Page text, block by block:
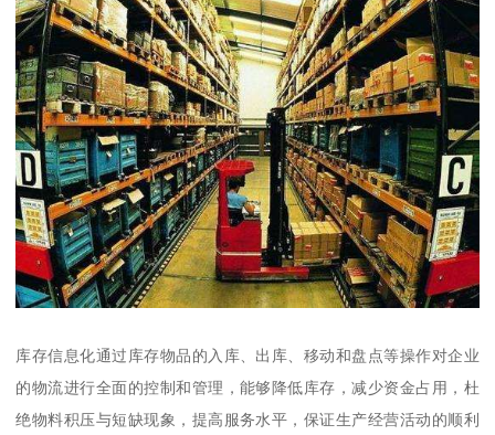
库存信息化通过库存物品的入库、出库、移动和盘点等操作对企业
的物流进行全面的控制和管理，能够降低库存，减少资金占用，杜
绝物料积压与短缺现象，提高服务水平，保证生产经营活动的顺利